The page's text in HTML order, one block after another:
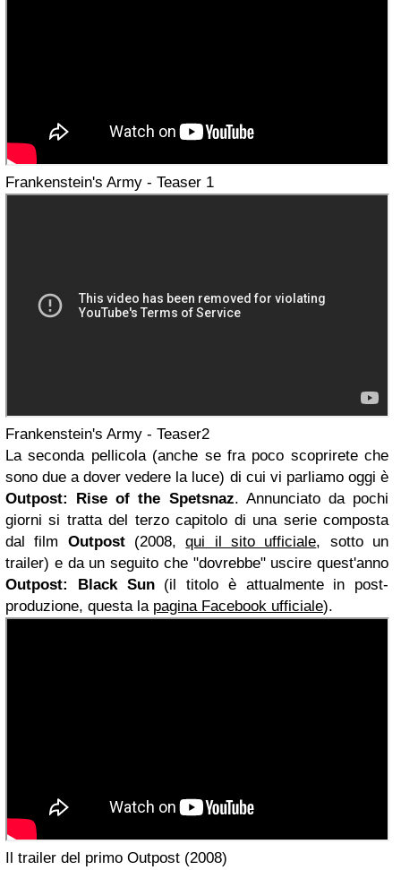
Frankenstein's Army - Teaser 1
Frankenstein's Army - Teaser2
La seconda pellicola (anche se fra poco scoprirete che
sono due a dover vedere la luce) di cui vi parliamo oggi è
Outpost: Rise of the Spetsnaz. Annunciato da pochi
giorni si tratta del terzo capitolo di una serie composta
dal film Outpost(2008,qui il sito ufficiale, sotto un
trailer) e da un seguito che "dovrebbe" uscire quest'anno
Outpost: Black Sun(il titolo è attualmente in post-
produzione, questa la pagina Facebook ufficiale).
Il trailer del primo Outpost (2008)